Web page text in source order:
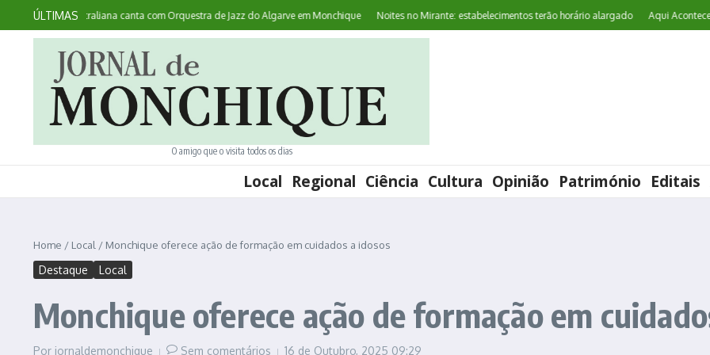
Ir para o conteúdo
ÚLTIMAS
australiana canta com Orquestra de Jazz do Algarve em Monchique Noites no Mirante: estabelecimentos terão horário alargado Aqui Acontece:
O amigo que o visita todos os dias
Local Regional Ciência Cultura Opinião Património Editais
Home / Local / Monchique oferece ação de formação em cuidados a idosos
Destaque Local
Monchique oferece ação de formação em
Por jornaldemonchique Sem comentários 16 de Outubro, 2025 09:29